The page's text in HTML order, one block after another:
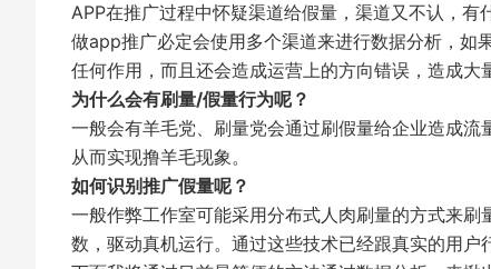
APP在推广过程中怀疑渠道给假量，渠道又不认，有
做app推广必定会使用多个渠道来进行数据分析，如
任何作用，而且还会造成运营上的方向错误，造成大
为什么会有刷量/假量行为呢？
一般会有羊毛党、刷量党会通过刷假量给企业造成
从而实现撸羊毛现象。
如何识别推广假量呢？
一般作弊工作室可能采用分布式人肉刷量的方式来
数，驱动真机运行。通过这些技术已经跟真实的用